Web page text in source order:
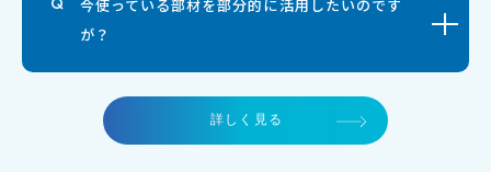
今使っている部材を部分的に活用したいのです
が？
詳しく見る